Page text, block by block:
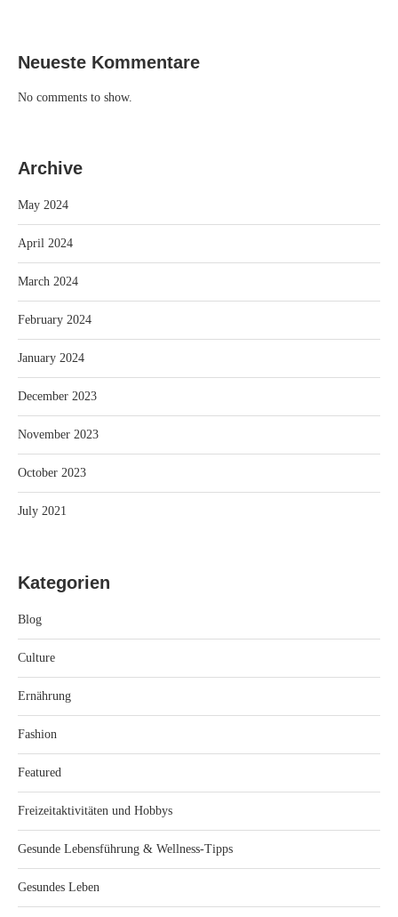
Neueste Kommentare
No comments to show.
Archive
May 2024
April 2024
March 2024
February 2024
January 2024
December 2023
November 2023
October 2023
July 2021
Kategorien
Blog
Culture
Ernährung
Fashion
Featured
Freizeitaktivitäten und Hobbys
Gesunde Lebensführung & Wellness-Tipps
Gesundes Leben